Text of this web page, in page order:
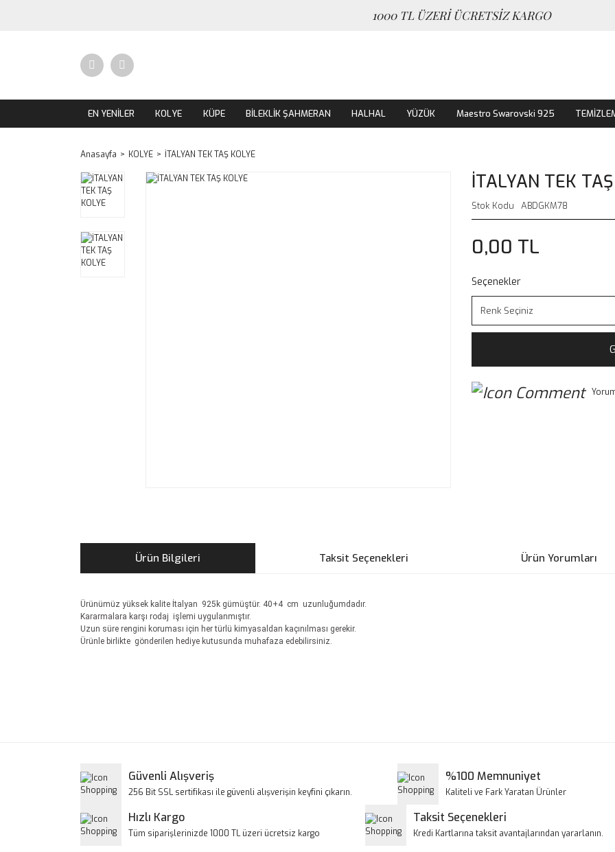
1000 TL ÜZERİ ÜCRETSİZ KARGO
EN YENİLER KOLYE KÜPE BİLEKLİK ŞAHMERAN HALHAL YÜZÜK Maestro Swarovski 925
Anasayfa KOLYE İTALYAN TEK TAŞ KOLYE
İTALYAN TEK
Stok Kodu ABDGKM78
0,00 TL
Seçenekler
Ürün Bilgileri Taksit Seçenekleri Ürün Yorumları
Ürünümüz yüksek kalite İtalyan 925k gümüştür. 40+4 cm uzunluğumdadır.
Kararmalara karşı rodaj işlemi uygulanmıştır.
Uzun süre rengini koruması için her türlü kimyasaldan kaçınılması gerekir.
Ürünle birlikte gönderilen hediye kutusunda muhafaza edebilirsiniz.
Ürün fiyatı diğer sitelerden daha pahalı.
Güvenli Alışveriş
256 Bit SSL sertifikası ile güvenli alışverişin keyfini çıkarın.
%100 Memnuniyet
Kaliteli ve Fark Yaratan Ürünler
Hızlı Kargo
Tüm siparişlerinizde 1000 TL üzeri ücretsiz kargo
Taksit Seçenekleri
Kredi Kartlarına taksit avantajlarından yararlanın.